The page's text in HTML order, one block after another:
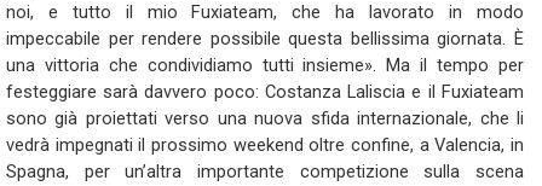
noi, e tutto il mio Fuxiateam, che ha lavorato in modo
impeccabile per rendere possibile questa bellissima giornata. È
una vittoria che condividiamo tutti insieme». Ma il tempo per
festeggiare sarà davvero poco: Costanza Laliscia e il Fuxiateam
sono già proiettati verso una nuova sfida internazionale, che li
vedrà impegnati il prossimo weekend oltre confine, a Valencia, in
Spagna, per un’altra importante competizione sulla scena